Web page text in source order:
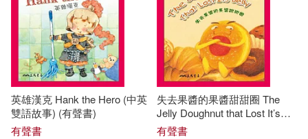
英雄漢克 Hank the Hero (中英
雙語故事) (有聲書)
有聲書
失去果醬的果醬甜甜圈 The
Jelly Doughnut that Lost It’s
Jelly (中英雙語故事) (有聲書)
有聲書